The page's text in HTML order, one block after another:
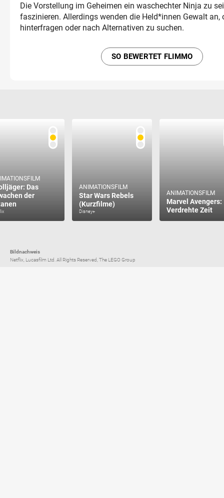
Die Vorstellung im Geheimen ein waschechter Ninja zu
faszinieren. Allerdings wenden die Held*innen Gewalt an,
hinterfragen oder nach Alternativen zu suchen.
SO BEWERTET FLIMMO
Das
der
ANIMATIONSFILM
Star Wars Rebels
(Kurzfilme)
Disney+
ANIMATIONSFILM
Marvel Avengers:
Verdrehte Zeit
Bildnachweis
Netflix, Lucasfilm Ltd. All Rights Reserved, The LEGO Group